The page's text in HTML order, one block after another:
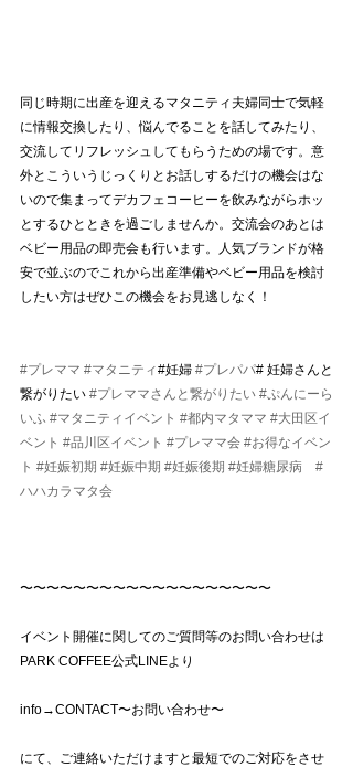
同じ時期に出産を迎えるマタニティ夫婦同士で気軽
に情報交換したり、悩んでることを話してみたり、
交流してリフレッシュしてもらうための場です。意
外とこういうじっくりとお話しするだけの機会はな
いので集まってデカフェコーヒーを飲みながらホッ
とするひとときを過ごしませんか。交流会のあとは
ベビー用品の即売会も行います。人気ブランドが格
安で並ぶのでこれから出産準備やベビー用品を検討
したい方はぜひこの機会をお見逃しなく！
#プレママ #マタニティ#妊婦 #プレパパ# 妊婦さんと
繋がりたい #プレママさんと繋がりたい #ぷんにーら
いふ #マタニティイベント #都内マタママ #大田区イ
ベント #品川区イベント #プレママ会 #お得なイベン
ト #妊娠初期 #妊娠中期 #妊娠後期 #妊婦糖尿病
#
ハハカラマタ会
〜〜〜〜〜〜〜〜〜〜〜〜〜〜〜〜〜〜〜
イベント開催に関してのご質問等のお問い合わせは
PARK COFFEE公式LINEより
info→CONTACT〜お問い合わせ〜
にて、ご連絡いただけますと最短でのご対応をさせ